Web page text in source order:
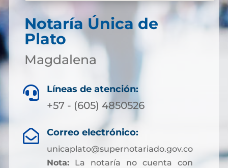
Notaría Única de
Plato
Magdalena
 Líneas de atención:
+57 - (605) 4850526
 Correo electrónico:
unicaplato@supernotariado.gov.co
Nota:La notaría no cuenta con